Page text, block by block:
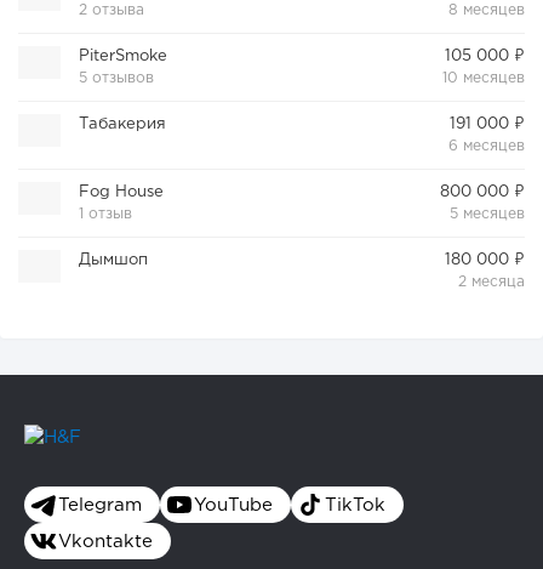
2 отзыва
8 месяцев
PiterSmoke
5 отзывов
105 000 ₽
10 месяцев
Табакерия
191 000 ₽
6 месяцев
Fog House
1 отзыв
800 000 ₽
5 месяцев
Дымшоп
180 000 ₽
2 месяца
Telegram YouTube TikTok
Vkontakte